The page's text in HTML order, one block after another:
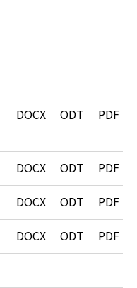
DOCX ODT PDF
DOCX ODT PDF
DOCX ODT PDF
DOCX ODT PDF